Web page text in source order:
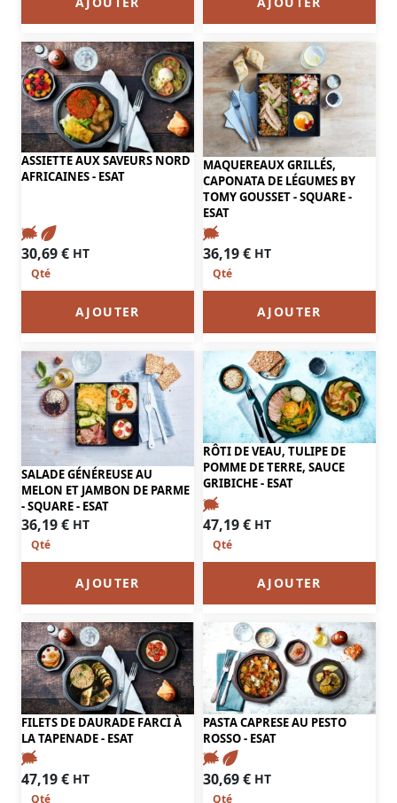
ASSIETTE AUX SAVEURS NORD
AFRICAINES - ESAT
30,69€ HT
AJOUTER
MAQUEREAUX GRILLÉS,
CAPONATA DE LÉGUMES BY
TOMY GOUSSET - SQUARE -
ESAT
36,19€ HT
AJOUTER
SALADE GÉNÉREUSE AU
MELON ET JAMBON DE PARME
- SQUARE - ESAT
36,19€ HT
AJOUTER
RÔTI DE VEAU, TULIPE DE
POMME DE TERRE, SAUCE
GRIBICHE - ESAT
47,19€ HT
AJOUTER
FILETS DE DAURADE FARCI À
LA TAPENADE - ESAT
47,19€ HT
PASTA CAPRESE AU PESTO
ROSSO - ESAT
30,69€ HT